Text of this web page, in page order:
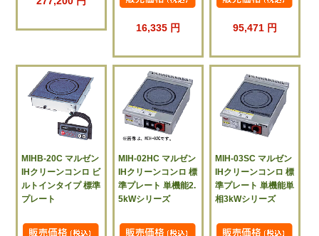
16,335 円 95,471 円
MIHB-20C マルゼン
IHクリーンコンロ ビ
ルトインタイプ 標準
プレート
MIH-02HC マルゼン
IHクリーンコンロ 標
準プレート 単機能2.
5kWシリーズ
MIH-03SC マルゼン
IHクリーンコンロ 標
準プレート 単機能単
相3kWシリーズ